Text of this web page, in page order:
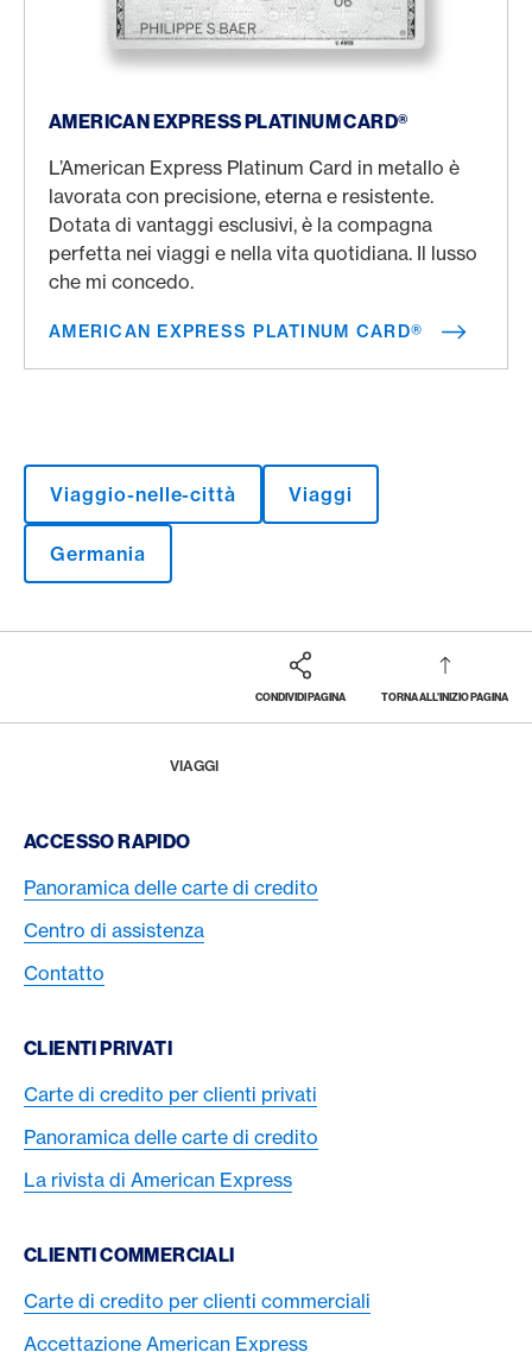
AMERICAN EXPRESS PLATINUM CARD®
L’American Express Platinum Card in metallo è
lavorata con precisione, eterna e resistente.
Dotata di vantaggi esclusivi, è la compagna
perfetta nei viaggi e nella vita quotidiana. Il lusso
che mi concedo.
AMERICAN EXPRESS PLATINUM CARD®
Viaggio-nelle-città Viaggi
Germania
CONDIVIDI PAGINA TORNA ALL'INIZIO PAGINA
VIAGGI
Footer Navigation
ACCESSO RAPIDO
Panoramica delle carte di credito
Centro di assistenza
Contatto
CLIENTI PRIVATI
Carte di credito per clienti privati
Panoramica delle carte di credito
La rivista di American Express
CLIENTI COMMERCIALI
Carte di credito per clienti commerciali
Accettazione American Express